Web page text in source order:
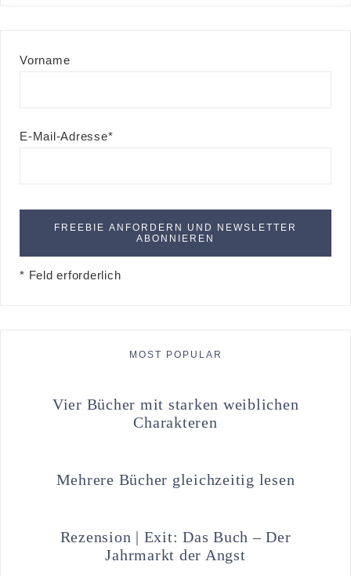
Vorname
E-Mail-Adresse*
* Feld erforderlich
MOST POPULAR
Vier Bücher mit starken weiblichen
Charakteren
Mehrere Bücher gleichzeitig lesen
Rezension | Exit: Das Buch – Der
Jahrmarkt der Angst